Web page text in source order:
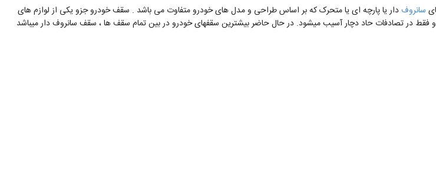
سانروفدار یا پارچه ای یا متحرک که بر اساس طراحی و مدل های خودرو متفاوت می باشد . سقف خودرو جزو یکی از لوازم های
و فقط در تصادفات حاد دچار آسیب میشود. در حال حاضر بیشترین سقفهای خودرو در بین تمام سقف ها ، سقف سانروف دار میباشد